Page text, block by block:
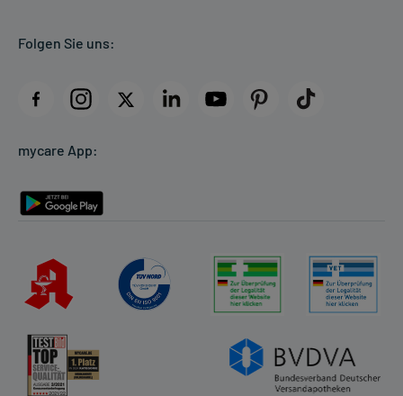
AGB
Datenschutz
Rückgabe/Widerruf
Folgen Sie uns:
mycare App: